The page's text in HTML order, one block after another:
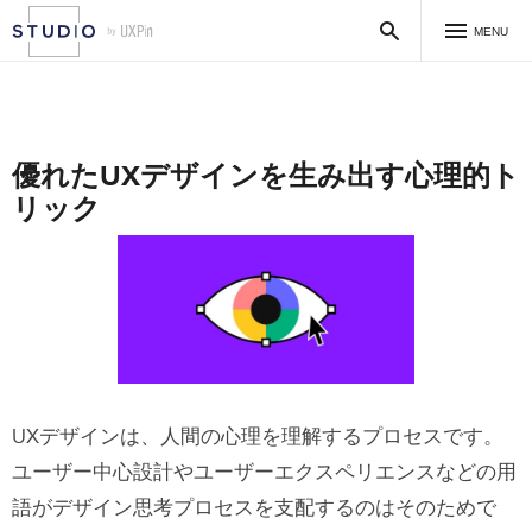
MENU
優れたUXデザインを生み出す心理的ト
リック
UXデザインは、人間の心理を理解するプロセスです。
ユーザー中心設計やユーザーエクスペリエンスなどの用
語がデザイン思考プロセスを支配するのはそのためで